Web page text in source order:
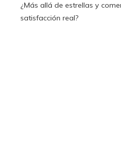
¿Más allá de estrellas y
satisfacción real?